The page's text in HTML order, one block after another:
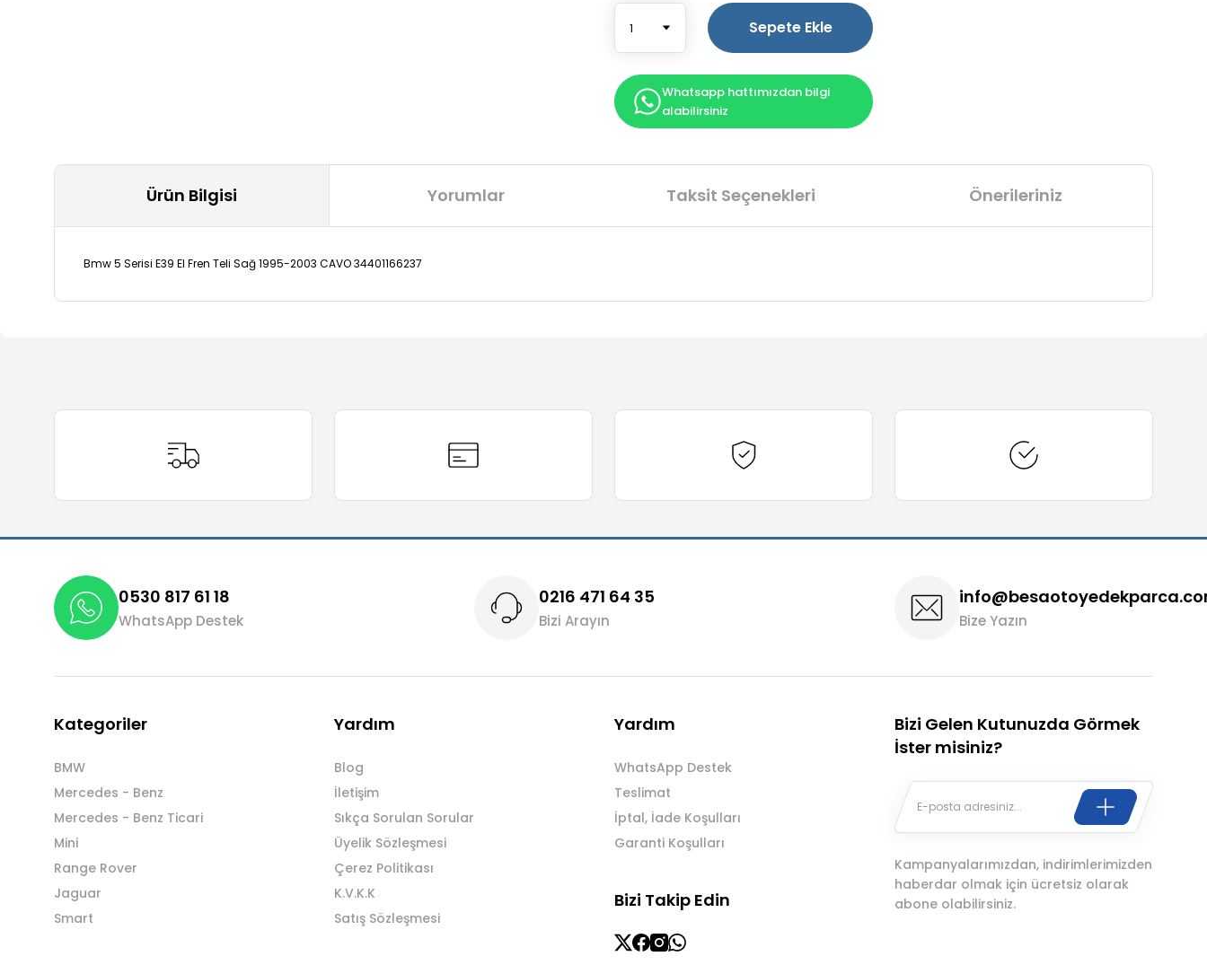
Sepete Ekle
Whatsapp hattımızdan bilgi
alabilirsiniz
Ürün Bilgisi Yorumlar Taksit Seçenekleri Önerileriniz
Bmw 5 Serisi E39 El Fren Teli Sağ 1995-2003 CAVO 34401166237
Ürün bilgilerinde hatalar bulunuyor.
Bu ürüne benzer farklı alternatifler olmalı.
Gönder
0530 817 61 18
WhatsApp Destek
0216 471 64 35
Bizi Arayın Bize Yazın
Kategoriler
BMW
Mercedes - Benz
Mercedes - Benz Ticari
Mini
Range Rover
Jaguar
Smart
Yardım
Blog
İletişim
Sıkça Sorulan Sorular
Üyelik Sözleşmesi
Çerez Politikası
K.V.K.K
Satış Sözleşmesi
Yardım
WhatsApp Destek
Teslimat
İptal, İade Koşulları
Garanti Koşulları
Bizi Takip Edin
Bizi Gelen Kutunuzda Görmek
İster misiniz?
Kampanyalarımızdan, indirimlerimizden
haberdar olmak için ücretsiz olarak
abone olabilirsiniz.